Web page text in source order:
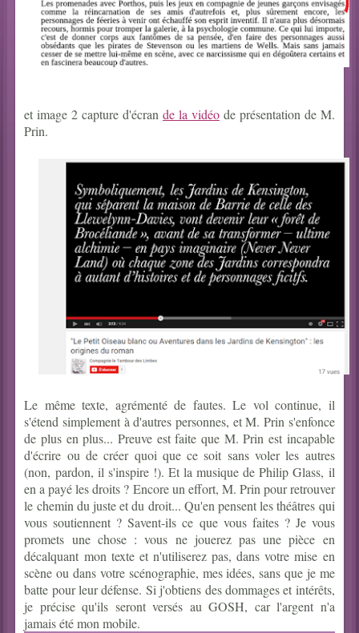
et image 2 capture d'écrande la vidéode présentation de M.
Prin.
Le même texte, agrémenté de fautes. Le vol continue, il
s'étend simplement à d'autres personnes, et M. Prin s'enfonce
de plus en plus... Preuve est faite que M. Prin est incapable
d'écrire ou de créer quoi que ce soit sans voler les autres
(non, pardon, il s'inspire !). Et la musique de Philip Glass, il
en a payé les droits ? Encore un effort, M. Prin pour retrouver
le chemin du juste et du droit... Qu'en pensent les théâtres qui
vous soutiennent ? Savent-ils ce que vous faites ? Je vous
promets une chose : vous ne jouerez pas une pièce en
décalquant mon texte et n'utiliserez pas, dans votre mise en
scène ou dans votre scénographie, mes idées, sans que je me
batte pour leur défense. Si j'obtiens des dommages et intérêts,
je précise qu'ils seront versés au GOSH, car l'argent n'a
jamais été mon mobile.